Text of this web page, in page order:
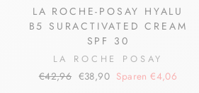
LA ROCHE-POSAY HYALU
B5 SURACTIVATED CREAM
SPF 30
LA ROCHE POSAY
Normaler
€42,96 Sonderpreis
€38,90 Sparen €4,06